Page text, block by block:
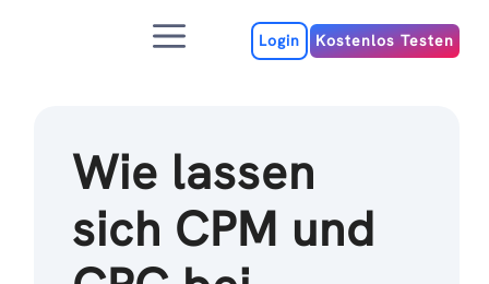
MenuLogin Kostenlos Testen
Wie lassen
sich CPM und